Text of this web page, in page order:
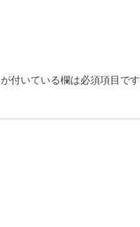
が付いている欄は必須項目です